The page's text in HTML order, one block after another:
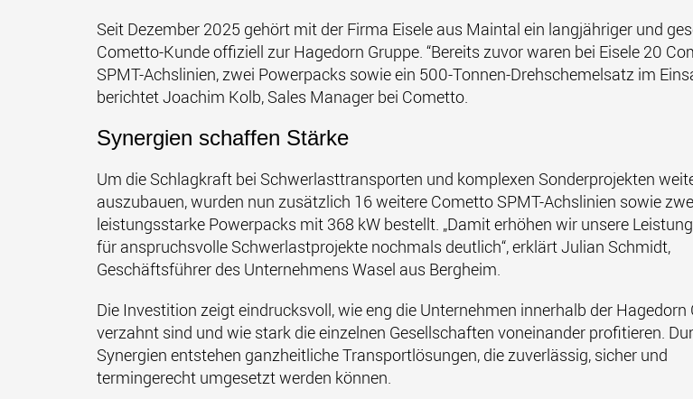
Seit Dezember 2025 gehört mit der Firma Eisele aus Maintal ein langjähriger und
Cometto-Kunde offiziell zur Hagedorn Gruppe. “Bereits zuvor waren bei Eisele 20
SPMT-Achslinien, zwei Powerpacks sowie ein 500-Tonnen-Drehschemelsatz im
berichtet Joachim Kolb, Sales Manager bei Cometto.
Synergien schaffen Stärke
Um die Schlagkraft bei Schwerlasttransporten und komplexen Sonderprojekten
auszubauen, wurden nun zusätzlich 16 weitere Cometto SPMT-Achslinien sowie
leistungsstarke Powerpacks mit 368 kW bestellt. „Damit erhöhen wir unsere
für anspruchsvolle Schwerlastprojekte nochmals deutlich“, erklärt Julian Schmidt,
Geschäftsführer des Unternehmens Wasel aus Bergheim.
Die Investition zeigt eindrucksvoll, wie eng die Unternehmen innerhalb der Hagedorn
verzahnt sind und wie stark die einzelnen Gesellschaften voneinander profitieren.
Synergien entstehen ganzheitliche Transportlösungen, die zuverlässig, sicher und
termingerecht umgesetzt werden können.